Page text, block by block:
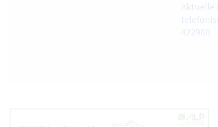
Aktuelle
422960